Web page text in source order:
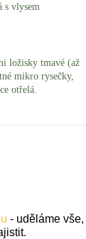
s vlysem
ložisky tmavé (až
mikro rysečky,
otřelá.
- uděláme vše,